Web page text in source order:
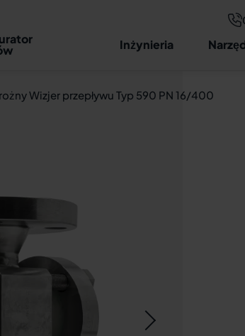
Inżynieria
Wizjer przepływu Typ 590 PN 16/400